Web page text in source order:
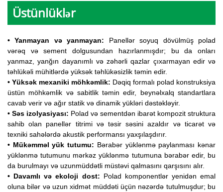
Üstünlüklər
• Yanmayan və yanmayan: Panellər soyuq dövülmüş polad
vərəq və sement dolgusundan hazırlanmışdır; bu da onları
yanmaz, yanğın dayanımlı və zəhərli qazlar çıxarmayan edir və
təhlükəli mühitlərdə yüksək təhlükəsizlik təmin edir.
• Yüksək mexaniki möhkəmlik: Dəqiq formalı polad konstruksiya
üstün möhkəmlik və sabitlik təmin edir, beynəlxalq standartlara
cavab verir və ağır statik və dinamik yükləri dəstəkləyir.
• Səs izolyasiyası: Polad və sementdən ibarət kompozit struktura
sahib olan panellər titrimi və təsir səsini azaldır və ticarət və
texniki sahələrdə akustik performansı yaxşılaşdırır.
• Mükəmməl yük tutumu: Bərabər yüklənmə paylanması kənar
yüklənmə tutumunu mərkəz yüklənmə tutumuna bərabər edir, bu
da burulmayı və uzunmüddətli müstəvi qalmasını qarşısını alır.
• Davamlı və ekoloji dost: Polad komponentlər yenidən emal
oluna bilər və uzun xidmət müddəti üçün nəzərdə tutulmuşdur; bu